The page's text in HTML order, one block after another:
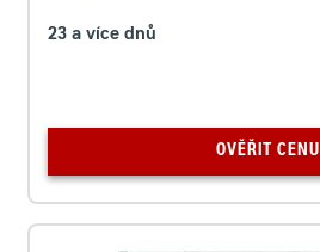
23 a více dnů
OVĚŘIT CENU